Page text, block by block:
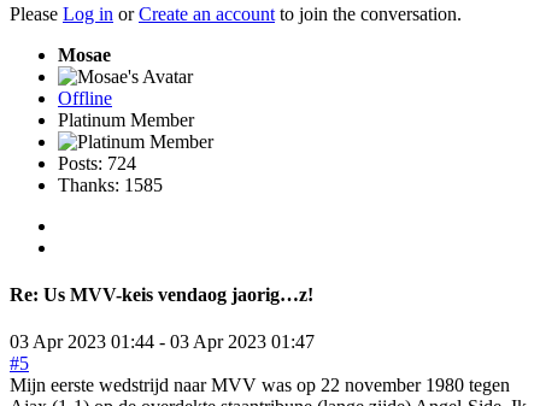
Please Log in orCreate an account to join the conversation.
Mosae
Offline
Platinum Member
Posts: 724
Thanks: 1585
Re: Us MVV-keis vendaog jaorig…z!
03 Apr 2023 01:44 - 03 Apr 2023 01:47
#5
Mijn eerste wedstrijd naar MVV was op 22 november 1980 tegen